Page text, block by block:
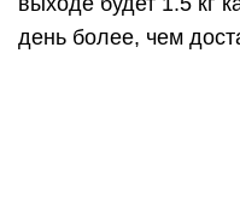
Для этого
грамм гречневой